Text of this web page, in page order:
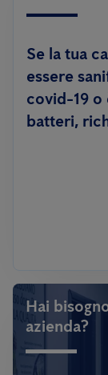
Se la tua
essere
covid-19 o
batteri,
Hai
azienda?